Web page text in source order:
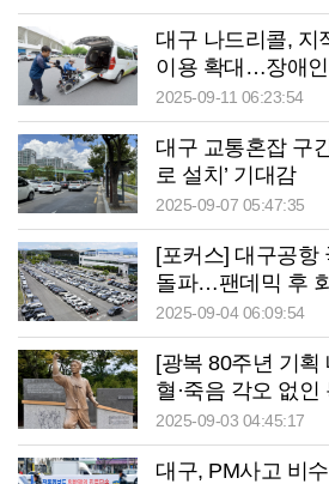
대구 나드리콜, 지
이용 확대…장애
첫걸음”
2025-09-11 06:23:54
대구 교통혼잡 구
로 설치’ 기대감
2025-09-07 05:47:35
[포커스] 대구공항
돌파…팬데믹 후
2025-09-04 06:09:54
[광복 80주년 기획
혈·죽음 각오 없
명가, 日帝에 선전
2025-09-03 04:45:17
대구, PM사고 비